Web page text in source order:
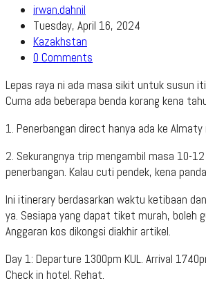
Post
author:
irwan.dahnil
Post
published:
Tuesday, April 16, 2024
Post
category:
Kazakhstan
Post
0 Comments
Lepas raya ni ada masa sikit untuk susun
Cuma ada beberapa benda korang kena
1. Penerbangan direct hanya ada ke Almaty
2. Sekurangnya trip mengambil masa 10-
penerbangan. Kalau cuti pendek, kena
Ini itinerary berdasarkan waktu ketibaan
ya. Sesiapa yang dapat tiket murah, boleh
Anggaran kos dikongsi diakhir artikel.
Day 1: Departure 1300pm KUL. Arrival
Check in hotel. Rehat.